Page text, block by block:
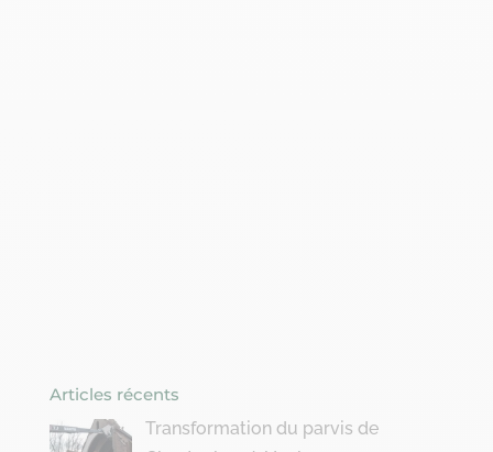
Articles récents
Transformation du parvis de